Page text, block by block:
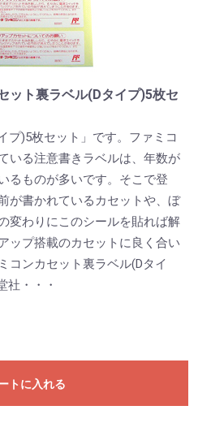
ット裏ラベル(Dタイプ)5枚セ
プ)5枚セット」です。ファミコ
いる注意書きラベルは、年数が
るものが多いです。そこで登
が書かれているカセットや、ぼ
変わりにこのシールを貼れば解
ップ搭載のカセットに良く合い
コンカセット裏ラベル(Dタイ
・・・
トに入れる